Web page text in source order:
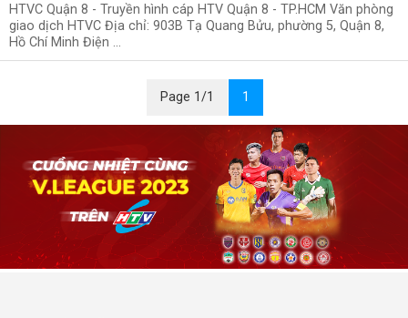
HTVC Quận 8 - Truyền hình cáp HTV Quận 8 - TP.HCM Văn phòng
giao dịch HTVC Địa chỉ: 903B Tạ Quang Bửu, phường 5, Quận 8,
Hồ Chí Minh Điện ...
Page 1/1 1